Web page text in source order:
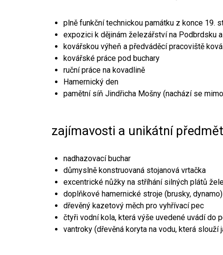
plně funkční technickou památku z konce 19.
expozici k dějinám železářství na Podbrdsku
kovářskou výheň a předváděcí pracoviště
kovářské práce pod buchary
ruční práce na kovadlině
Hamernický den
pamětní síň Jindřicha Mošny (nachází se
zajímavosti a unikátní
nadhazovací buchar
důmyslně konstruovaná stojanová vrtačka
excentrické nůžky na stříhání silných plátů
doplňkové hamernické stroje (brusky, dynamo)
dřevěný kazetový měch pro vyhřívací pec
čtyři vodní kola, která výše uvedené uvádí do
vantroky (dřevěná koryta na vodu, která